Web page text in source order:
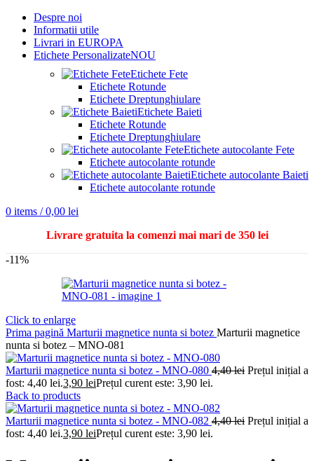
Despre noi
Informatii utile
Livrari in EUROPA
Etichete PersonalizateNOU
Etichete Fete
Etichete Rotunde
Etichete Dreptunghiulare
Etichete Baieti
Etichete Rotunde
Etichete Dreptunghiulare
Etichete autocolante Fete
Etichete autocolante rotunde
Etichete autocolante Baieti
Etichete autocolante rotunde
0 items / 0,00 lei
Livrare gratuita la comenzi mai mari de 350 lei
-11%
Click to enlarge
Prima pagină Marturii magnetice nunta si botez Marturii magnetice
nunta si botez – MNO-081
Marturii magnetice nunta si botez - MNO-080 4,40lei Prețul inițial a
fost: 4,40 lei.3,90 leiPrețul curent este: 3,90 lei.
Back to products
Marturii magnetice nunta si botez - MNO-082 4,40lei Prețul inițial a
fost: 4,40 lei.3,90 leiPrețul curent este: 3,90 lei.